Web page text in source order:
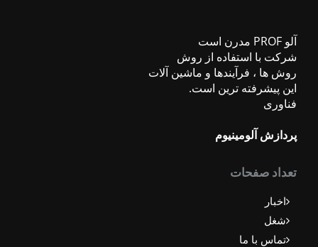
با استفاده از روش
ها ، فرآیندها و ماشین آلات
پیشرفته ترین است.
آلومینیوم
صفحات
اخبار
شغل
تماس با ما